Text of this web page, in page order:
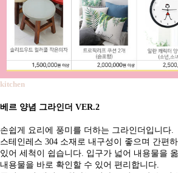
kitchen
베르 양념 그라인더 VER.2
손쉽게 요리에 풍미를 더하는 그라인더입니다.
스테인레스 304 소재로 내구성이 좋으며 간편
있어 세척이 쉽습니다. 입구가 넓어 내용물을
내용물을 바로 확인할 수 있어 편리합니다.